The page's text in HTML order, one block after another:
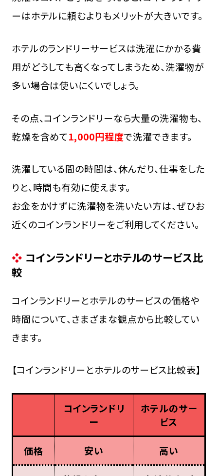
ーはホテルに頼むよりもメリットが大きいです。
ホテルのランドリーサービスは洗濯にかかる費
用がどうしても高くなってしまうため、洗濯物が
多い場合は使いにくいでしょう。
その点、コインランドリーなら大量の洗濯物も、
乾燥を含めて1,000円程度で洗濯できます。
洗濯している間の時間は、休んだり、仕事をした
りと、時間も有効に使えます。
お金をかけずに洗濯物を洗いたい方は、ぜひお
近くのコインランドリーをご利用してください。
コインランドリーとホテルのサービス比
較
コインランドリーとホテルのサービスの価格や
時間について、さまざまな観点から比較してい
きます。
【コインランドリーとホテルのサービス比較表】
コインランドリ
ー
ホテルのサー
ビス
価格 安い 高い